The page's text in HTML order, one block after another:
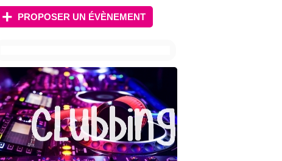
PROPOSER UN ÉVÈNEMENT